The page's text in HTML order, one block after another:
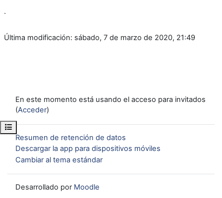
Abrir índice del curso
.
Última modificación: sábado, 7 de marzo de 2020, 21:49
En este momento está usando el acceso para invitados
(Acceder)
Resumen de retención de datos
Descargar la app para dispositivos móviles
Cambiar al tema estándar
Desarrollado por Moodle